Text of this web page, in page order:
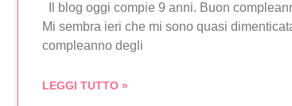
Il blog oggi compie 9 anni. Buon
Mi sembra ieri che mi sono quasi
compleanno degli
LEGGI TUTTO »